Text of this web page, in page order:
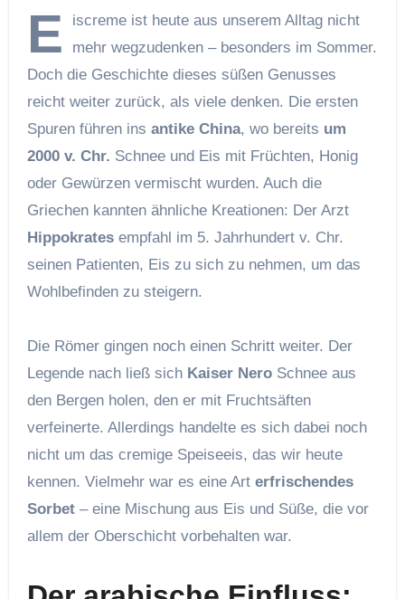
E
iscreme ist heute aus unserem Alltag nicht
mehr wegzudenken – besonders im Sommer.
Doch die Geschichte dieses süßen Genusses
reicht weiter zurück, als viele denken. Die ersten
Spuren führen ins antike China, wo bereits um
2000 v. Chr. Schnee und Eis mit Früchten, Honig
oder Gewürzen vermischt wurden. Auch die
Griechen kannten ähnliche Kreationen: Der Arzt
Hippokratesempfahl im 5. Jahrhundert v. Chr.
seinen Patienten, Eis zu sich zu nehmen, um das
Wohlbefinden zu steigern.
Die Römer gingen noch einen Schritt weiter. Der
Legende nach ließ sich Kaiser NeroSchnee aus
den Bergen holen, den er mit Fruchtsäften
verfeinerte. Allerdings handelte es sich dabei noch
nicht um das cremige Speiseeis, das wir heute
kennen. Vielmehr war es eine Art erfrischendes
Sorbet– eine Mischung aus Eis und Süße, die vor
allem der Oberschicht vorbehalten war.